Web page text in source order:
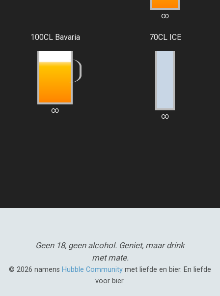
∞
100CL Bavaria
∞
70CL ICE
∞
Geen 18, geen alcohol. Geniet, maar drink
met mate.
© 2026 namens Hubble Community met liefde en bier. En liefde
voor bier.